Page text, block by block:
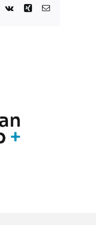
Vk Xing Correo
las
de sus